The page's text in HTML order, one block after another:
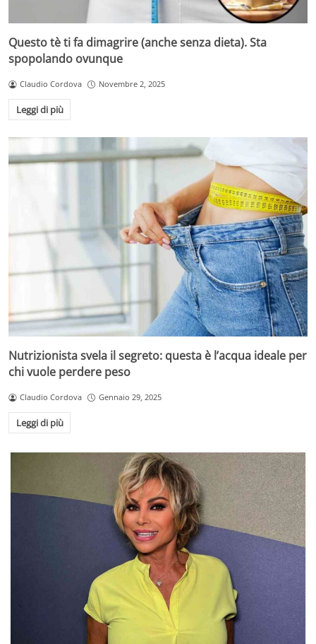
Questo tè ti fa dimagrire (anche senza dieta). Sta
spopolando ovunque
Claudio Cordova Novembre 2, 2025
Leggi di più
Nutrizionista svela il segreto: questa è l’acqua ideale per
chi vuole perdere peso
Claudio Cordova Gennaio 29, 2025
Leggi di più